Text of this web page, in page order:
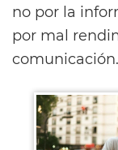
no por la
por mal
comunicación.